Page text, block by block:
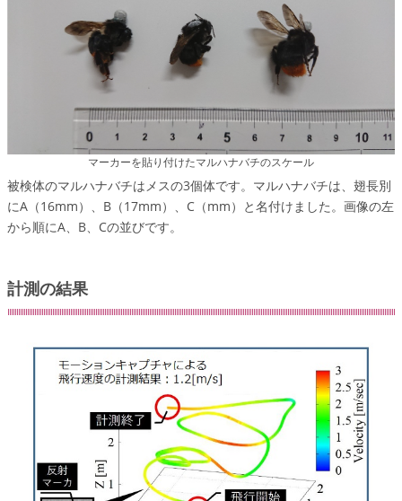
マーカーを貼り付けたマルハナバチのスケール
被検体のマルハナバチはメスの3個体です。マルハナバチは、翅長別
にA（16mm）、B（17mm）、C（mm）と名付けました。画像の左
から順にA、B、Cの並びです。
計測の結果